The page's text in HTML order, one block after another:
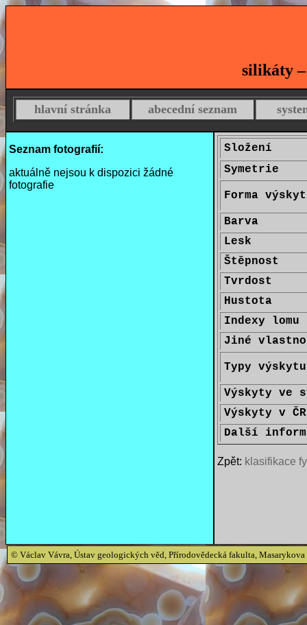
silikáty
hlavní stránka abecední seznam
Seznam fotografií:
aktuálně nejsou k dispozici žádné
fotografie
Složení
Symetrie
Forma
Barva
Lesk
Štěpnost
Tvrdost
Hustota
Indexy lomu
Jiné
Typy výskytu
Výskyty ve
Výskyty v ČR
Další
Zpět: klasifikace
© Václav Vávra, Ústav geologických věd, Přírodovědecká fakulta,